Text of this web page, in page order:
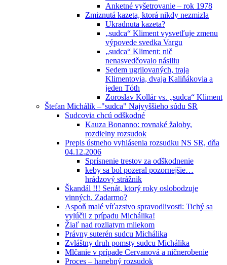
Anketné vyšetrovanie – rok 1978
Zmiznutá kazeta, ktorá nikdy nezmizla
Ukradnuta kazeta?
„sudca“ Kliment vysvetľuje zmenu
výpovede svedka Vargu
„sudca“ Kliment: nič
nenasvedčovalo násiliu
Sedem ugrilovaných, traja
Klimentovia, dvaja Kaliňákovia a
jeden Tóth
Zoroslav Kollár vs. „sudca“ Kliment
Štefan Michálik –"sudca" Najvyššieho súdu SR
Sudcovia chcú odškodné
Kauza Bonanno: rovnaké žaloby,
rozdielny rozsudok
Prepis ústneho vyhlásenia rozsudku NS SR, dňa
04.12.2006
Sprísnenie trestov za odškodnenie
keby sa bol pozeral pozornejšie…
hrádzový strážnik
Škandál !!! Senát, ktorý roky oslobodzuje
vinných. Zadarmo?
Aspoň malé víťazstvo spravodlivosti: Tichý sa
vylúčil z prípadu Michálika!
Žiaľ nad rozliatym mliekom
Právny suterén sudcu Michálika
Zvláštny druh pomsty sudcu Michálika
Mlčanie v prípade Cervanová a ničnerobenie
Proces – hanebný rozsudok